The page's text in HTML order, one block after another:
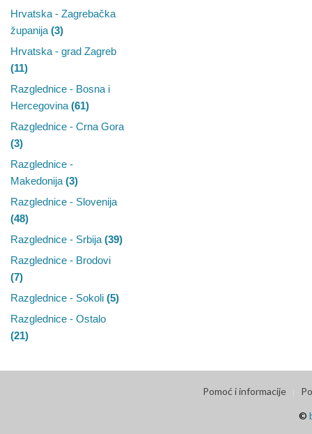
Hrvatska - Zagrebačka
županija (3)
Hrvatska - grad Zagreb
(11)
Razglednice - Bosna i
Hercegovina (61)
Razglednice - Crna Gora
(3)
Razglednice -
Makedonija (3)
Razglednice - Slovenija
(48)
Razglednice - Srbija (39)
Razglednice - Brodovi
(7)
Razglednice - Sokoli (5)
Razglednice - Ostalo
(21)
Pomoć i informacije
©